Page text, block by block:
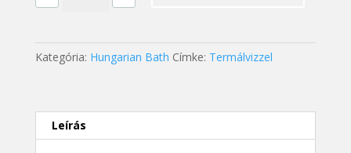
Kategória: Hungarian Bath Címke: Termálvizzel
Leírás